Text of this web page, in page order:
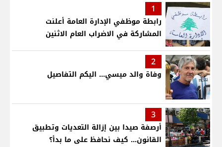
1
رابطة موظفي الإدارة العامة أعلنت
المشاركة في الاضراب العام الاثنين
2
وفاة والد ميسي... اليكم التفاصيل
3
أرصفة صيدا بين إزالة التعديات وتطبيق
القانون... كيف نحافظ على ما بدأ؟